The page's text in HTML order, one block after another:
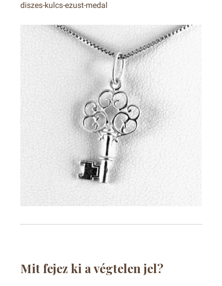
diszes-kulcs-ezust-medal
Mit fejez ki a végtelen jel?